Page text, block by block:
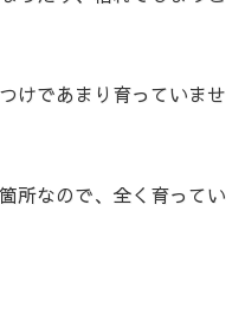
けであまり育っていませ
所なので、全く育ってい